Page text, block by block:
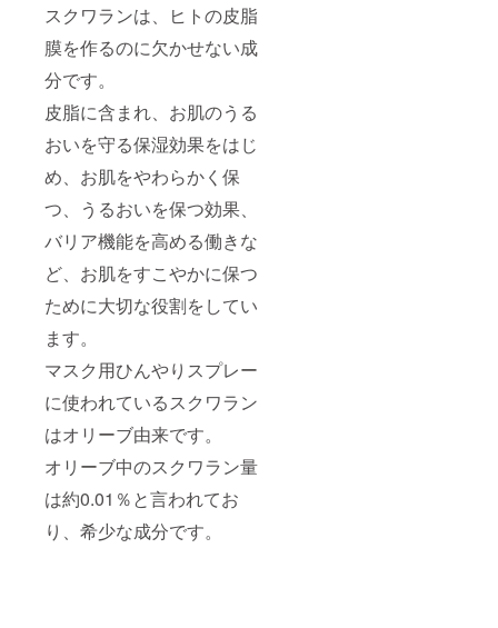
スクワランは、ヒトの皮脂
膜を作るのに欠かせない成
分です。
皮脂に含まれ、お肌のうる
おいを守る保湿効果をはじ
め、お肌をやわらかく保
つ、うるおいを保つ効果、
バリア機能を高める働きな
ど、お肌をすこやかに保つ
ために大切な役割をしてい
ます。
マスク用ひんやりスプレー
に使われているスクワラン
はオリーブ由来です。
オリーブ中のスクワラン量
は約0.01％と言われてお
り、希少な成分です。